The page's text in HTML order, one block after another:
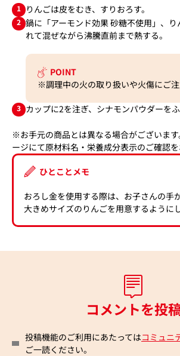
1 りんごは皮をむき、すりおろす。
2 鍋に「アーモンド効果 砂糖不使用」、
れて混ぜながら沸騰直前まで熱する。
POINT
※調理中の火の取り扱いや火傷にご注
3 カップに2を注ぎ、シナモンパウダーをふ
※お手元の商品とは異なる場合がございま
ージにて原材料名・栄養成分表示のご確認を
ひとことメモ
おろし金を使用する際は、お子さんの手
大きめサイズのりんごを用意するように
コメントを投
投稿機能のご利用にあたってはコミュニ
ご一読ください。